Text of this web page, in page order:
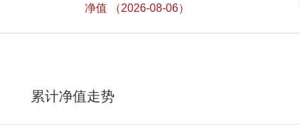
净值 （2026-08-06）
累计净值走势